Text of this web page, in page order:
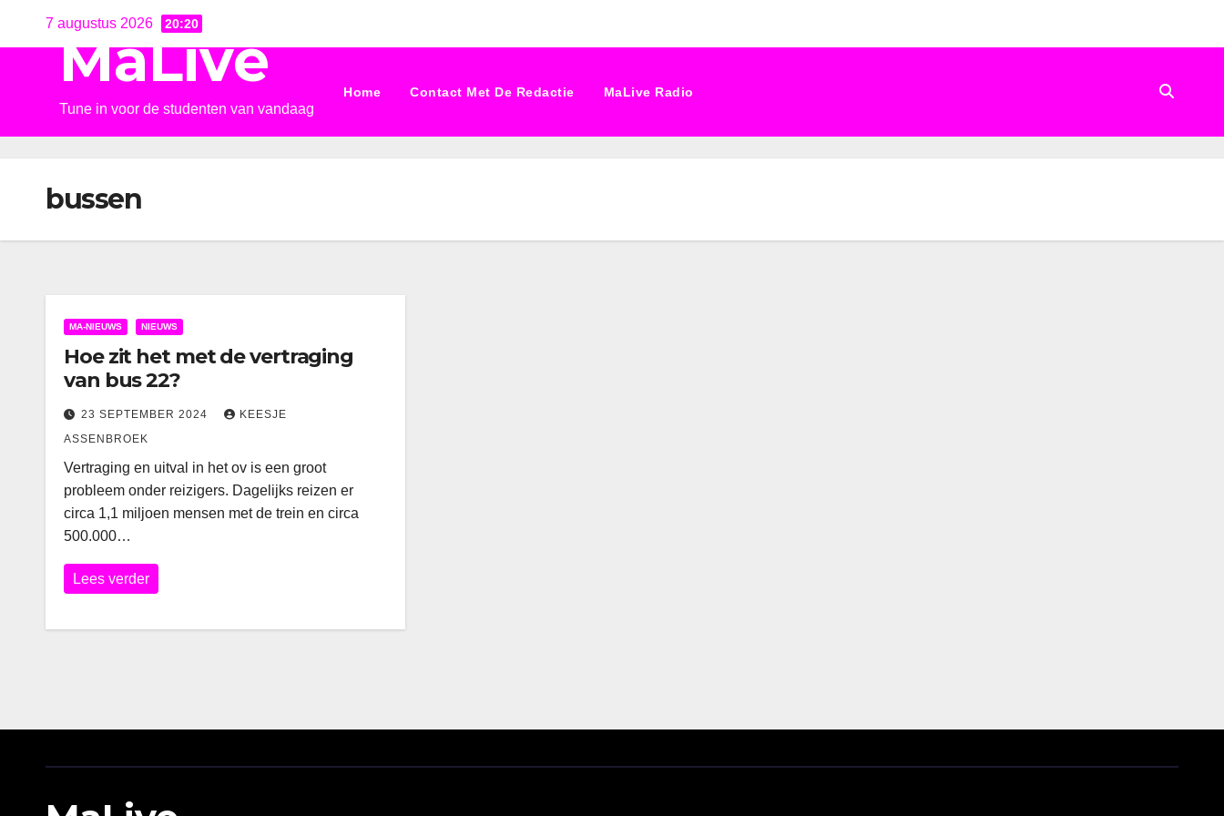
7 augustus 2026 20:20
MaLive
Tune in voor de studenten van vandaag
Home Contact Met De Redactie MaLive Radio
bussen
MA-NIEUWS NIEUWS
Hoe zit het met de vertraging
van bus 22?
23 SEPTEMBER 2024
KEESJE
ASSENBROEK
Vertraging en uitval in het ov is een groot
probleem onder reizigers. Dagelijks reizen er
circa 1,1 miljoen mensen met de trein en circa
500.000…
Lees verder